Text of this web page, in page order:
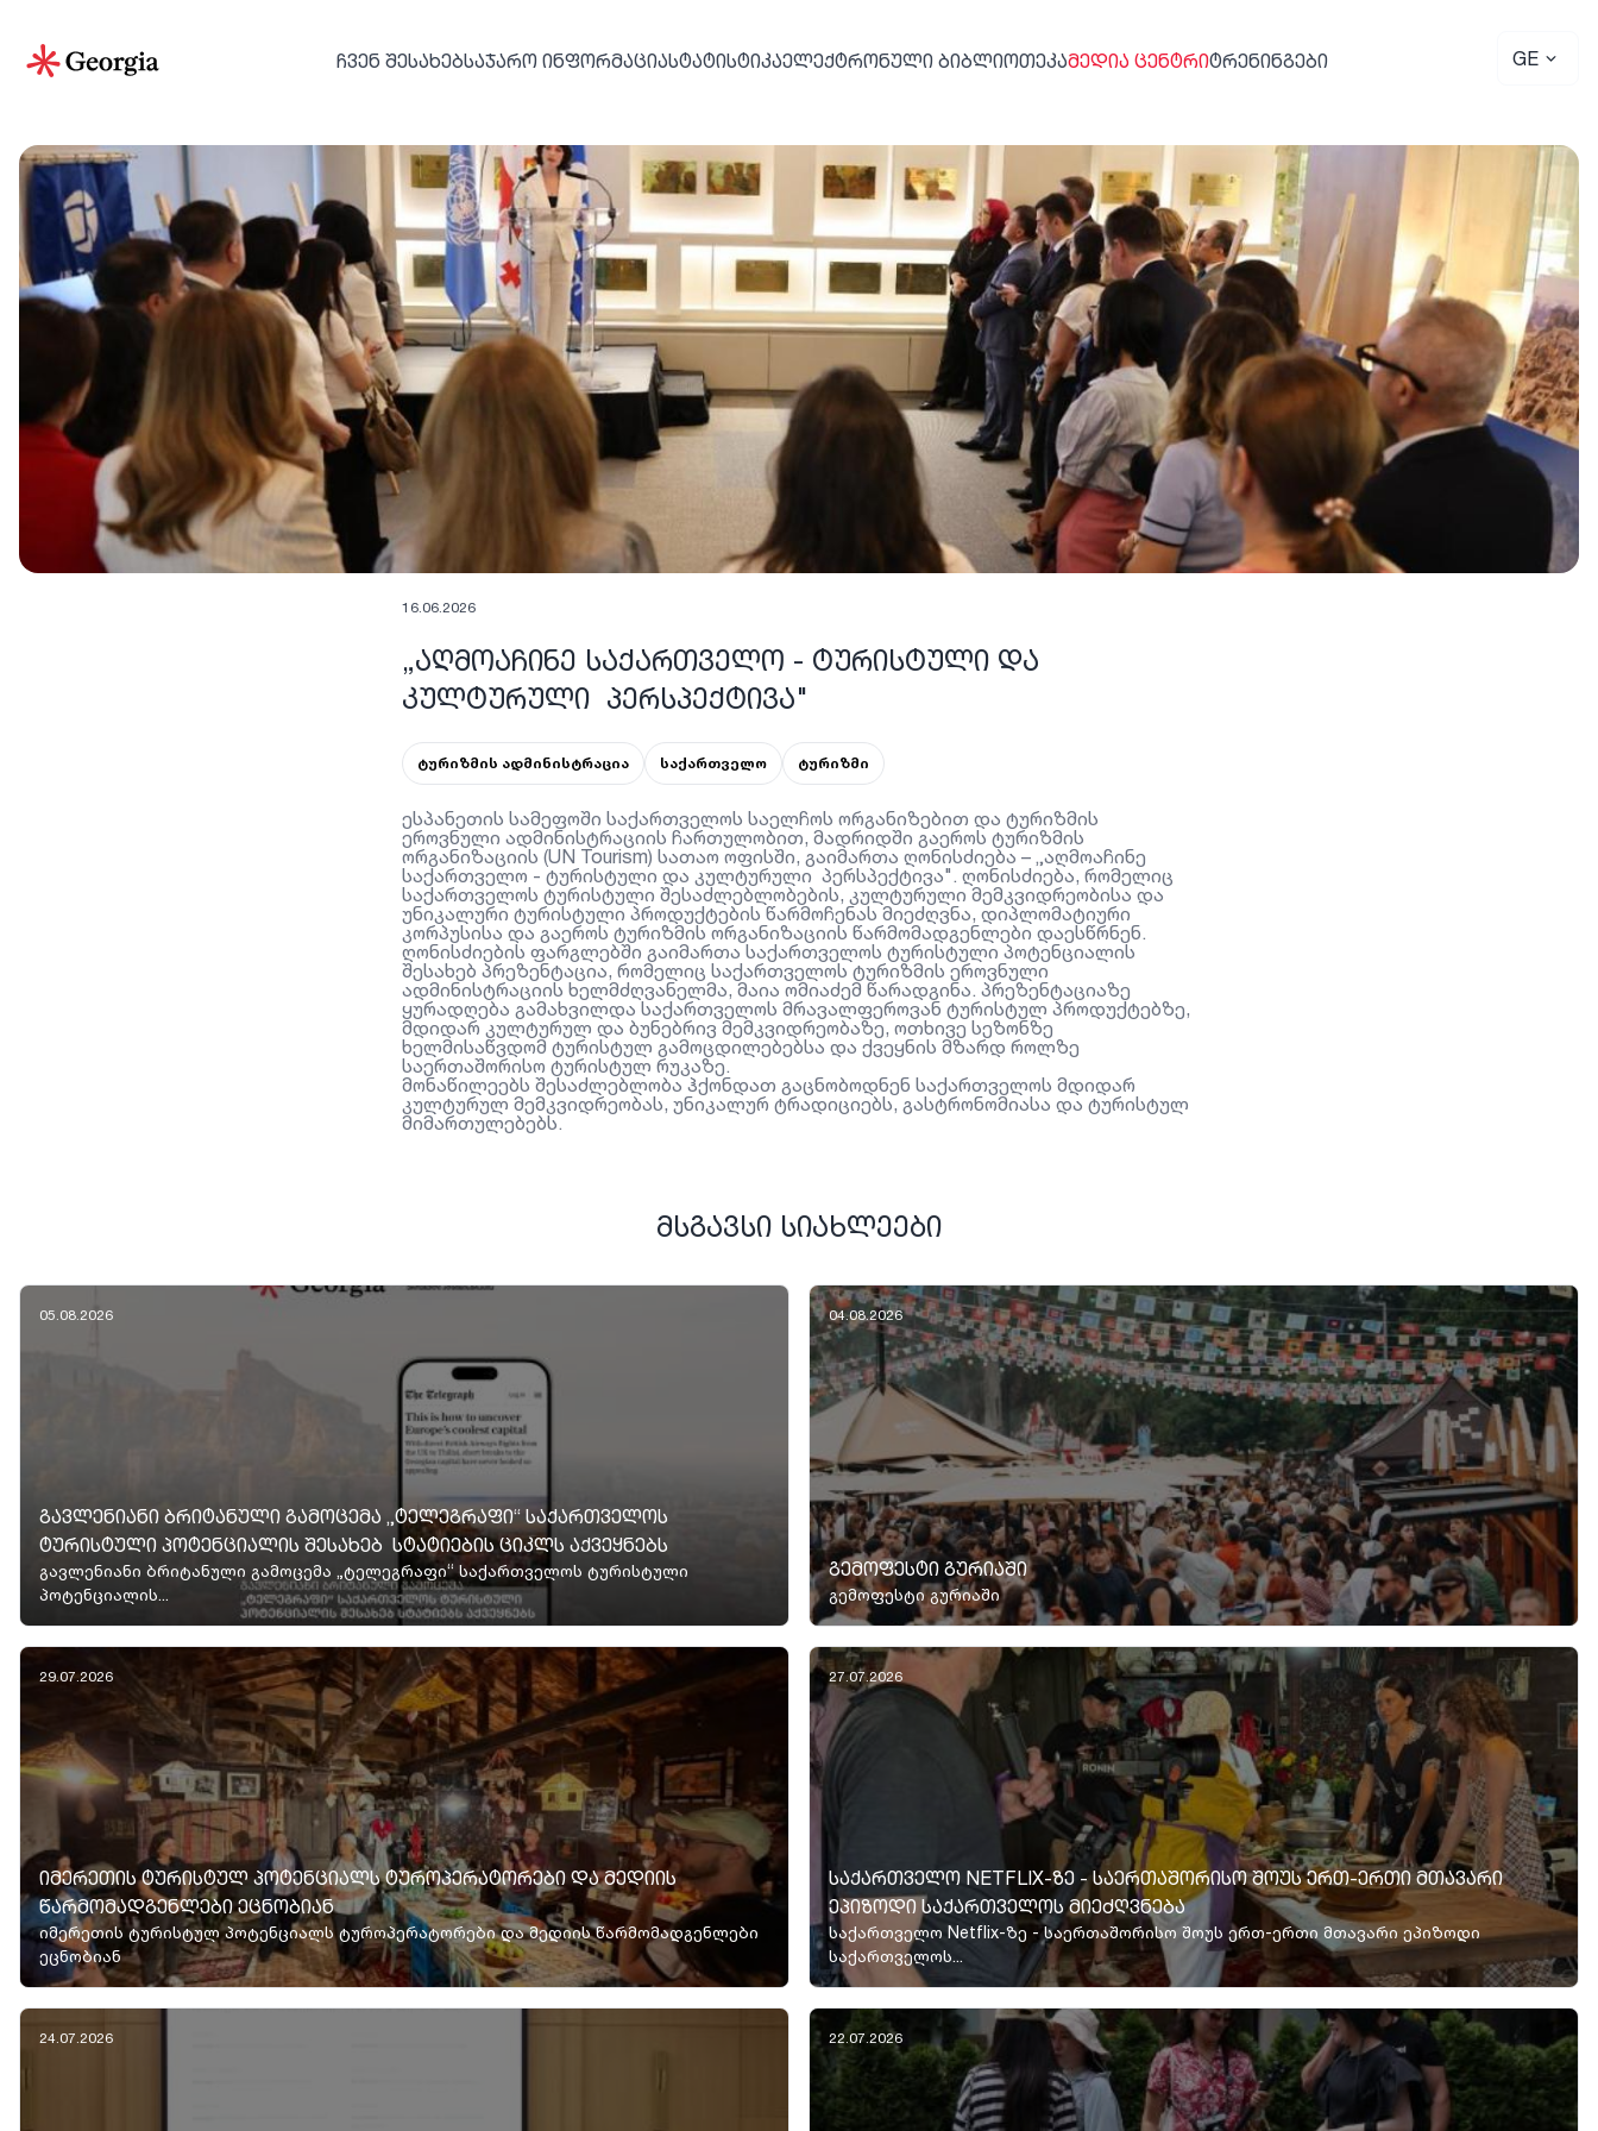
ᲩᲕᲔᲜ ᲨᲔᲡᲐᲮᲔᲑᲡᲐᲯᲐᲠᲝ ᲘᲜᲤᲝᲠᲛᲐᲪᲘᲐᲡᲢᲐᲢᲘᲡᲢᲘᲙᲐᲔᲚᲔᲥᲢᲠᲝᲜᲣᲚᲘ ᲑᲘᲑᲚᲘᲝᲗᲔᲙᲐᲛᲔᲓᲘᲐ ᲪᲔᲜᲢᲠᲘᲢᲠᲔᲜᲘᲜᲒᲔᲑᲘ GE
16.06.2026
„ᲐᲦᲛᲝᲐᲩᲘᲜᲔ ᲡᲐᲥᲐᲠᲗᲕᲔᲚᲝ - ᲢᲣᲠᲘᲡᲢᲣᲚᲘ ᲓᲐ
ᲙᲣᲚᲢᲣᲠᲣᲚᲘ ᲞᲔᲠᲡᲞᲔᲥᲢᲘᲕᲐ"
ტურიზმის ადმინისტრაცია საქართველო ტურიზმი
ესპანეთის სამეფოში საქართველოს საელჩოს ორგანიზებით და ტურიზმის
ეროვნული ადმინისტრაციის ჩართულობით, მადრიდში გაეროს ტურიზმის
ორგანიზაციის (UN Tourism) სათაო ოფისში, გაიმართა ღონისძიება – „აღმოაჩინე
საქართველო - ტურისტული და კულტურული პერსპექტივა". ღონისძიება, რომელიც
საქართველოს ტურისტული შესაძლებლობების, კულტურული მემკვიდრეობისა და
უნიკალური ტურისტული პროდუქტების წარმოჩენას მიეძღვნა, დიპლომატიური
კორპუსისა და გაეროს ტურიზმის ორგანიზაციის წარმომადგენლები დაესწრნენ.
ღონისძიების ფარგლებში გაიმართა საქართველოს ტურისტული პოტენციალის
შესახებ პრეზენტაცია, რომელიც საქართველოს ტურიზმის ეროვნული
ადმინისტრაციის ხელმძღვანელმა, მაია ომიაძემ წარადგინა. პრეზენტაციაზე
ყურადღება გამახვილდა საქართველოს მრავალფეროვან ტურისტულ პროდუქტებზე,
მდიდარ კულტურულ და ბუნებრივ მემკვიდრეობაზე, ოთხივე სეზონზე
ხელმისაწვდომ ტურისტულ გამოცდილებებსა და ქვეყნის მზარდ როლზე
საერთაშორისო ტურისტულ რუკაზე.
მონაწილეებს შესაძლებლობა ჰქონდათ გაცნობოდნენ საქართველოს მდიდარ
კულტურულ მემკვიდრეობას, უნიკალურ ტრადიციებს, გასტრონომიასა და ტურისტულ
მიმართულებებს.
ᲛᲡᲒᲐᲕᲡᲘ ᲡᲘᲐᲮᲚᲔᲔᲑᲘ
05.08.2026
ᲒᲐᲕᲚᲔᲜᲘᲐᲜᲘ ᲑᲠᲘᲢᲐᲜᲣᲚᲘ ᲒᲐᲛᲝᲪᲔᲛᲐ „ᲢᲔᲚᲔᲒᲠᲐᲤᲘ“ ᲡᲐᲥᲐᲠᲗᲕᲔᲚᲝᲡ
ᲢᲣᲠᲘᲡᲢᲣᲚᲘ ᲞᲝᲢᲔᲜᲪᲘᲐᲚᲘᲡ ᲨᲔᲡᲐᲮᲔᲑ ᲡᲢᲐᲢᲘᲔᲑᲘᲡ ᲪᲘᲙᲚᲡ ᲐᲥᲕᲔᲧᲜᲔᲑᲡ
გავლენიანი ბრიტანული გამოცემა „ტელეგრაფი“ საქართველოს ტურისტული
პოტენციალის...
04.08.2026
ᲒᲔᲛᲝᲤᲔᲡᲢᲘ ᲒᲣᲠᲘᲐᲨᲘ
გემოფესტი გურიაში
29.07.2026
ᲘᲛᲔᲠᲔᲗᲘᲡ ᲢᲣᲠᲘᲡᲢᲣᲚ ᲞᲝᲢᲔᲜᲪᲘᲐᲚᲡ ᲢᲣᲠᲝᲞᲔᲠᲐᲢᲝᲠᲔᲑᲘ ᲓᲐ ᲛᲔᲓᲘᲘᲡ
ᲬᲐᲠᲛᲝᲛᲐᲓᲒᲔᲜᲚᲔᲑᲘ ᲔᲪᲜᲝᲑᲘᲐᲜ
იმერეთის ტურისტულ პოტენციალს ტუროპერატორები და მედიის წარმომადგენლები
ეცნობიან
27.07.2026
ᲡᲐᲥᲐᲠᲗᲕᲔᲚᲝ NETFLIX-ᲖᲔ - ᲡᲐᲔᲠᲗᲐᲨᲝᲠᲘᲡᲝ ᲨᲝᲣᲡ ᲔᲠᲗ-ᲔᲠᲗᲘ ᲛᲗᲐᲕᲐᲠᲘ
ᲔᲞᲘᲖᲝᲓᲘ ᲡᲐᲥᲐᲠᲗᲕᲔᲚᲝᲡ ᲛᲘᲔᲫᲦᲕᲜᲔᲑᲐ
საქართველო Netflix-ზე - საერთაშორისო შოუს ერთ-ერთი მთავარი ეპიზოდი
საქართველოს...
24.07.2026 22.07.2026